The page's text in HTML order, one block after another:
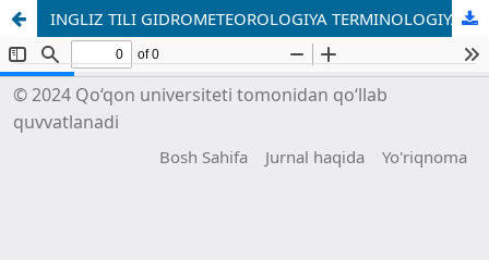
INGLIZ TILI GIDROMETEOROLOGIYA TERMINOLOGIYASIDA АНТONIMIYA: STRUKTURAVIY, SEMANTIK VA KOGNITIV JIHATLAR
© 2024 Qo‘qon universiteti tomonidan qo‘llab
quvvatlanadi
Bosh Sahifa Jurnal haqida Yo'riqnoma